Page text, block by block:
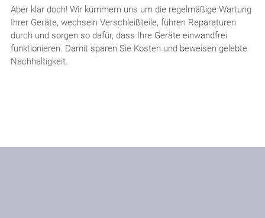
Aber klar doch! Wir kümmern uns um die regelmäßige Wartung
Ihrer Geräte, wechseln Verschleißteile, führen Reparaturen
durch und sorgen so dafür, dass Ihre Geräte einwandfrei
funktionieren. Damit sparen Sie Kosten und beweisen gelebte
Nachhaltigkeit.